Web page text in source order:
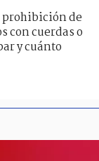
de
con cuerdas o
y cuánto